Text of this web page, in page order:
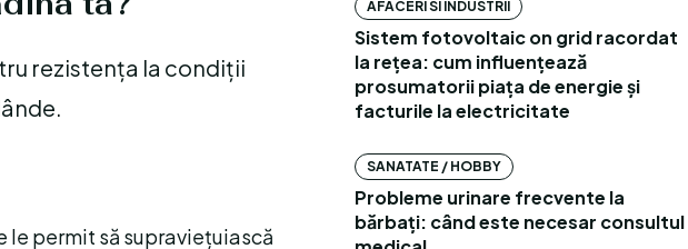
rezistența la condiții
permit să supraviețuiască
AFACERI SI INDUSTRII
Sistem fotovoltaic on grid racordat
la rețea: cum influențează
prosumatorii piața de energie și
facturile la electricitate
SANATATE / HOBBY
Probleme urinare frecvente la
bărbați: când este necesar consultul